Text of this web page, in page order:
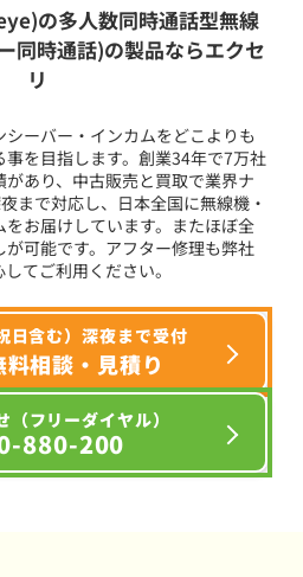
の多人数同時通話型無線
同時通話)の製品ならエクセ
リ
ーバー・インカムをどこよりも
を目指します。創業34年で7万社
あり、中古販売と買取で業界ナ
まで対応し、日本全国に無線機・
をお届けしています。またほぼ全
可能です。アフター修理も弊社
てご利用ください。
日含む）深夜まで受付
相談・見積り
（フリーダイヤル）
880-200